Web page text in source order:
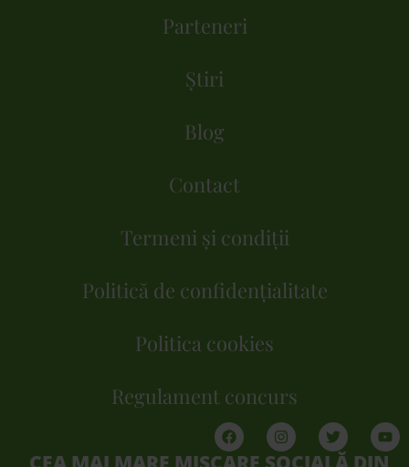
Parteneri
Știri
Blog
Contact
Termeni și condiții
Politică de confidențialitate
Politica cookies
Regulament concurs